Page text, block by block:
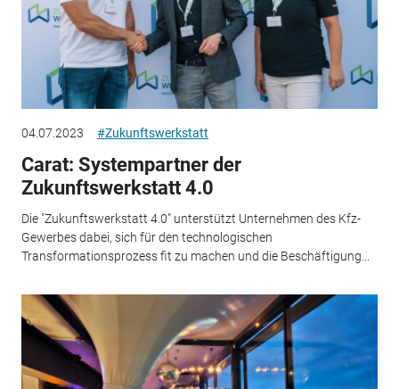
04.07.2023 #Zukunftswerkstatt
Carat: Systempartner der
Zukunftswerkstatt 4.0
Die "Zukunftswerkstatt 4.0" unterstützt Unternehmen des Kfz-
Gewerbes dabei, sich für den technologischen
Transformationsprozess fit zu machen und die Beschäftigung...